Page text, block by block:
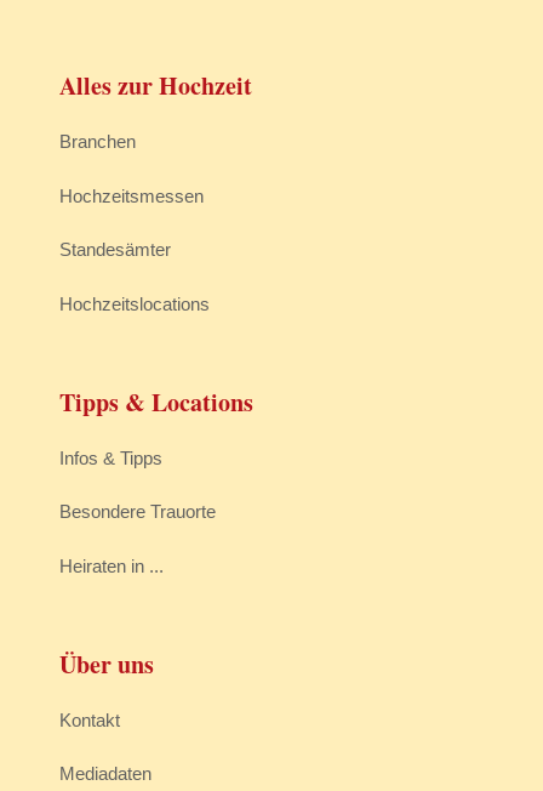
Alles zur Hochzeit
Branchen
Hochzeitsmessen
Standesämter
Hochzeitslocations
Tipps & Locations
Infos & Tipps
Besondere Trauorte
Heiraten in ...
Über uns
Kontakt
Mediadaten